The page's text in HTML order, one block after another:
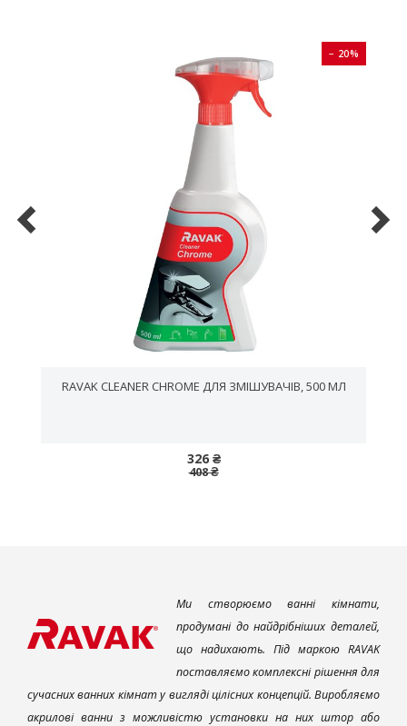
− 20%
RAVAK CLEANER CHROME ДЛЯ ЗМІШУВАЧІВ, 500 МЛ
326 ₴
408 ₴
Ми створюємо ванні кімнати,
продумані до найдрібніших деталей,
що надихають. Під маркою RAVAK
поставляємо комплексні рішення для
сучасних ванних кімнат у вигляді цілісних концепцій. Виробляємо
акрилові ванни з можливістю установки на них штор або